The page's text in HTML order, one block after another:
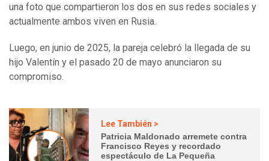
una foto que compartieron los dos en sus redes sociales y
actualmente ambos viven en Rusia.
Luego, en junio de 2025, la pareja celebró la llegada de su
hijo Valentín y el pasado 20 de mayo anunciaron su
compromiso.
Lee También >
Patricia Maldonado arremete contra
Francisco Reyes y recordado
espectáculo de La Pequeña